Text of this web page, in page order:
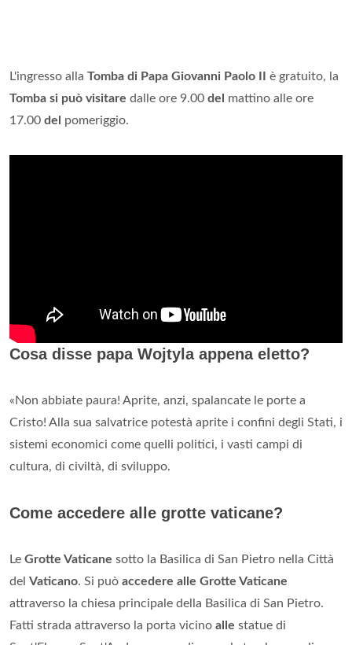
L'ingresso alla Tomba di Papa Giovanni Paolo II
è gratuito, la
Tomba si può visitare dalle ore 9.00 del
mattino alle ore
17.00 del pomeriggio.
Cosa disse papa Wojtyla appena eletto?
«Non abbiate paura! Aprite, anzi, spalancate le porte a
Cristo! Alla sua salvatrice potestà aprite i confini degli Stati, i
sistemi economici come quelli politici, i vasti campi di
cultura, di civiltà, di sviluppo.
Come accedere alle grotte vaticane?
Le Grotte Vaticane sotto la Basilica di San Pietro nella Città
del Vaticano. Si può accedere alle Grotte Vaticane
attraverso la chiesa principale della Basilica di San Pietro.
Fatti strada attraverso la porta vicino alle statue di